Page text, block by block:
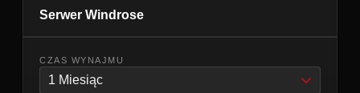
Serwer Windrose
CZAS WYNAJMU
1 Miesiąc